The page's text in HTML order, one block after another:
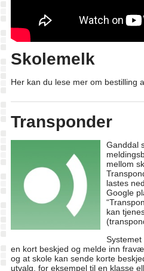
Skolemelk
Her kan du lese mer om bestilling
Transponder
Ganddal
mellom
lastes
Google
kan
en kort beskjed og melde inn
og at skole kan sende korte
utvalg, for eksempel til en klasse